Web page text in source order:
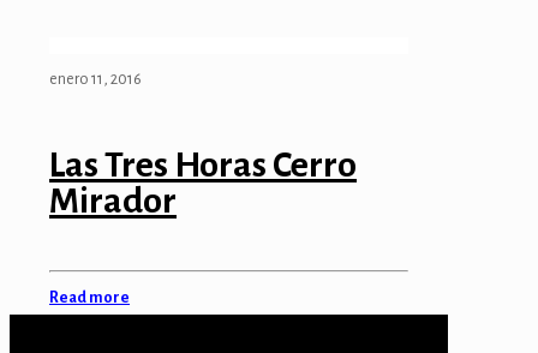
enero 11, 2016
Las Tres Horas Cerro
Mirador
Read more